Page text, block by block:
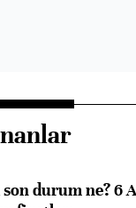
son durum ne? 6